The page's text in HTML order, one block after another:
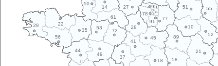
10
14
18
21
22
27
28
29
35
37
41
44
45
49
50
51
52
53
55
56
58
61
72
77
78
89
91
95